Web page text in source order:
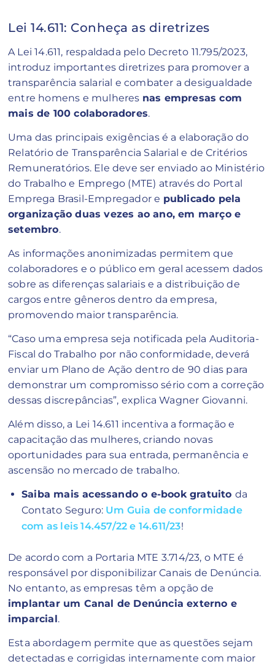
Lei 14.611: Conheça as diretrizes
A Lei 14.611, respaldada pelo Decreto 11.795/2023,
introduz importantes diretrizes para promover a
transparência salarial e combater a desigualdade
entre homens e mulheres nas empresas com
mais de 100 colaboradores.
Uma das principais exigências é a elaboração do
Relatório de Transparência Salarial e de Critérios
Remuneratórios. Ele deve ser enviado ao Ministério
do Trabalho e Emprego (MTE) através do Portal
Emprega Brasil-Empregador e publicado pela
organização duas vezes ao ano, em março e
setembro.
As informações anonimizadas permitem que
colaboradores e o público em geral acessem dados
sobre as diferenças salariais e a distribuição de
cargos entre gêneros dentro da empresa,
promovendo maior transparência.
“Caso uma empresa seja notificada pela Auditoria-
Fiscal do Trabalho por não conformidade, deverá
enviar um Plano de Ação dentro de 90 dias para
demonstrar um compromisso sério com a correção
dessas discrepâncias”, explica Wagner Giovanni.
Além disso, a Lei 14.611 incentiva a formação e
capacitação das mulheres, criando novas
oportunidades para sua entrada, permanência e
ascensão no mercado de trabalho.
Saiba mais acessando o e-book gratuito da
Contato Seguro: Um Guia de conformidade
com as leis 14.457/22 e 14.611/23!
De acordo com a Portaria MTE 3.714/23, o MTE é
responsável por disponibilizar Canais de Denúncia.
No entanto, as empresas têm a opção de
implantar um Canal de Denúncia externo e
imparcial.
Esta abordagem permite que as questões sejam
detectadas e corrigidas internamente com maior